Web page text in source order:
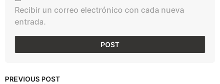
Recibir un correo electrónico con cada nueva
entrada.
PREVIOUS POST